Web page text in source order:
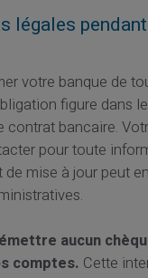
légales
votre banque de
figure dans
contrat bancaire.
pour toute
mise à jour peut
aucun
comptes. Cette